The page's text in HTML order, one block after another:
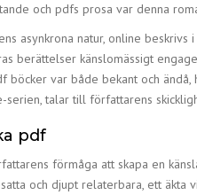
och pdfs prosa var denna
asynkrona natur, online
berättelser känslomässigt
böcker var både bekant och
serien, talar till författarens
pdf
förmåga att skapa en
och djupt relaterbara, ett